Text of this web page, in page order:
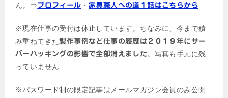
ん。⇒プロフィール ・家具職人への道１話はこちらから
※現在仕事の受付は休止しています。ちなみに、今まで積
み重ねてきた製作事例など仕事の履歴は２０１９年にサー
バーハッキングの影響で全部消えました 。写真も手元に残
っていません
※パスワード制の限定記事はメールマガジン会員のみ公開